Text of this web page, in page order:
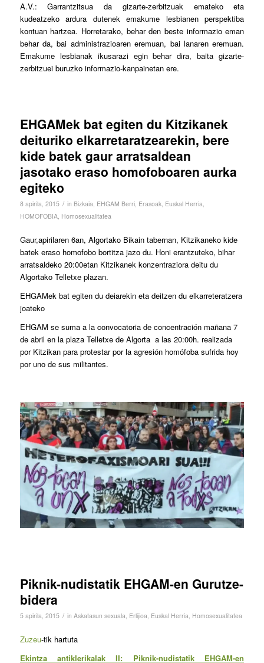
A.V.: Garrantzitsua da gizarte-zerbitzuak emateko eta
kudeatzeko ardura dutenek emakume lesbianen perspektiba
kontuan hartzea. Horretarako, behar den beste informazio eman
behar da, bai administrazioaren eremuan, bai lanaren eremuan.
Emakume lesbianak ikusarazi egin behar dira, baita gizarte-
zerbitzuei buruzko informazio-kanpainetan ere.
EHGAMek bat egiten du Kitzikanek
deituriko elkarretaratzearekin, bere
kide batek gaur arratsaldean
jasotako eraso homofoboaren aurka
egiteko
8 apirila, 2015 / in Bizkaia, EHGAM Berri, Erasoak, Euskal Herria,
HOMOFOBIA, Homosexualitatea
Gaur,apirilaren 6an, Algortako Bikain tabernan, Kitzikaneko kide
batek eraso homofobo bortitza jazo du. Honi erantzuteko, bihar
arratsaldeko 20:00etan Kitzikanek konzentraziora deitu du
Algortako Telletxe plazan.
EHGAMek bat egiten du deiarekin eta deitzen du elkarreteratzera
joateko
EHGAM se suma a la convocatoria de concentración mañana 7
de abril en la plaza Telletxe de Algorta a las 20:00h. realizada
por Kitzikan para protestar por la agresión homófoba sufrida hoy
por uno de sus militantes.
Piknik-nudistatik EHGAM-en Gurutze-
bidera
5 apirila, 2015 / in Askatasun sexuala Erlijioa Euskal Herria Homosexualitatea
Zuzeu-tik hartuta
Ekintza antiklerikalak II: Piknik-nudistatik EHGAM-en